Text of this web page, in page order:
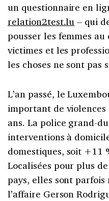
un questionnaire en
relation2test.lu – qui
pousser les femmes
victimes et les
les choses ne sont pas
L’an passé, le
important de
ans. La police grand-
interventions à
domestiques, soit +11
Localisées pour plus
pays, elles sont parfois
l’affaire Gerson